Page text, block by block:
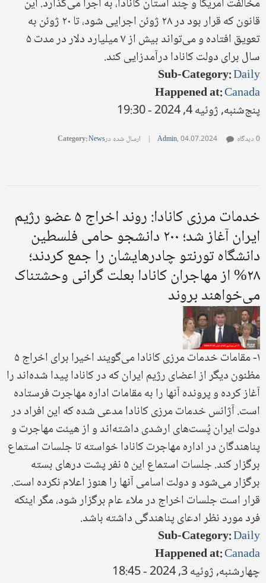
مخالفت آمریکا و چند استان کانادا، به اجرا می‌گذارد. این
قانون که قرار بود در ۲۸ ژوئن اجرایی شود، تا ۲۰ ژوئن به
تعویق افتاده و می‌تواند بیش از ۷ میلیارد دلار در مدت ۵
سال برای دولت کانادا درآمدزایی کند.
Sub-Category:Daily
Happened at:Canada
پنج‌شنبه, ژوئیه 4, 2024 - 19:30
Admin,04.07.2024
| ارسال شده در Category:News 0 دیدگاه
خدمات مرزی کانادا: روند اخراج ۵ عضو رژیم
ایران آغاز شد؛ ۲۰۰ دانشجو حامی فلسطین
دانشگاه تورنتو چادرهایشان را جمع کردند؛
۲۸% از مهاجران کانادا بعلت گرانی وحشتناک
می‌خواهند بروند
۱- مقامات خدمات مرزی کانادا می‌گویند اخیرا برای اخراج ۵
مظنون دیگر از اعضای رژیم ایران که در کانادا پیدا شده‌اند را
آغاز کرده و پرونده آنها را به مقامات اداره مهاجرت فرستاده
است. آژانس خدمات مرزی کانادا مدعی شده که این افراد در
دولت ایران پُست‌های ارشدی داشته‌اند و از هیئت مهاجرت و
پناهندگان در اداره مهاجرت کانادا خواسته تا جلسات استماع
برگزار کند. جلسات استماع این ۵ نفر پشت درهای بسته
برگزار می‌شود و دولت اسامی آنها را هنوز اعلام نکرده است.
قرار است جلسات اخراج در ملاء عام برگزار شود، مگر اینکه
فرد مورد نظر ادعای پناهندگی داشته باشد.
Sub-Category:Daily
Happened at:Canada
چهارشنبه, ژوئیه 3, 2024 - 18:45